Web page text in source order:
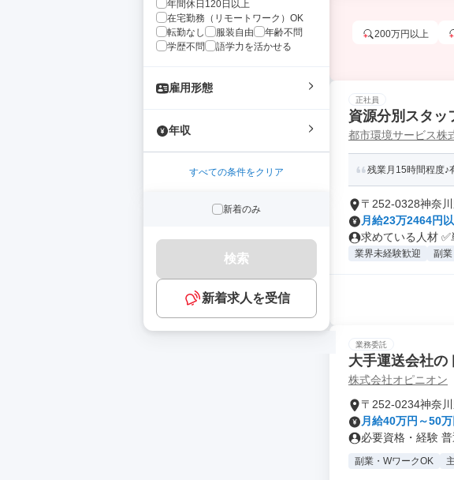
年間休日120日以上
在宅勤務（リモートワーク）OK
転勤なし
服装自由
年齢不問
学歴不問
語学力を活かせる
雇用形態
年収
すべての条件をクリア
新着のみ
検索
新着求人を受信
200万円以上
正社員
資源分別スタッ
都市環境サービス株
残業月15時間程度♪
〒252-0328神奈
月給23万2464円
求めている人材 ✅
業界未経験歓迎 副
業務委託
大手運送会社の
株式会社オピニオン
〒252-0234神奈
月給40万円～50万
必要資格・経験
副業・WワークOK